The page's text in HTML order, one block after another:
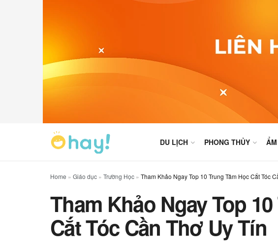
DU LỊCH PHONG THỦY
Home » Giáo dục » Trường Học » Tham Khảo Ngay Top 10 Trung Tâm Học Cắt Tóc
Tham Khảo Ngay Top
Cắt Tóc Cần Thơ Uy Tín